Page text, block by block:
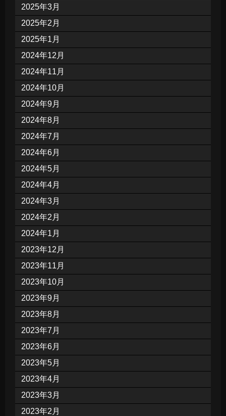
2025年3月
2025年2月
2025年1月
2024年12月
2024年11月
2024年10月
2024年9月
2024年8月
2024年7月
2024年6月
2024年5月
2024年4月
2024年3月
2024年2月
2024年1月
2023年12月
2023年11月
2023年10月
2023年9月
2023年8月
2023年7月
2023年6月
2023年5月
2023年4月
2023年3月
2023年2月